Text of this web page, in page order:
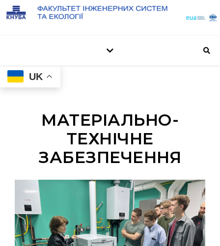
UK
МАТЕРІАЛЬНО-
ТЕХНІЧНЕ
ЗАБЕЗПЕЧЕННЯ